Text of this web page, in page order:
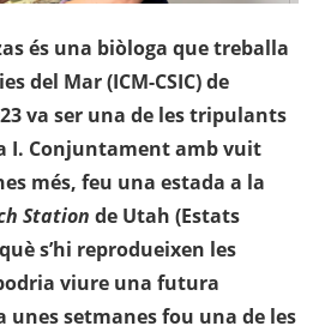
és una biòloga que treballa
del Mar (ICM-CSIC) de
va ser una de les tripulants
I. Conjuntament amb vuit
més, feu una estada a la
Station de Utah (Estats
s’hi reprodueixen les
viure una futura
unes setmanes fou una de les